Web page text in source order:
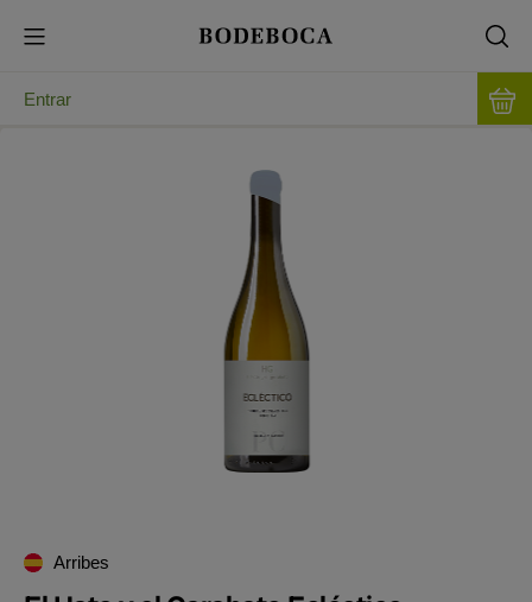
Entrar
Arribes